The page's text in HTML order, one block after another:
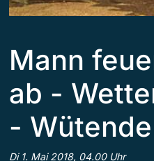
Mann
ab -
-
Di 1. Mai 2018, 04.00 Uhr